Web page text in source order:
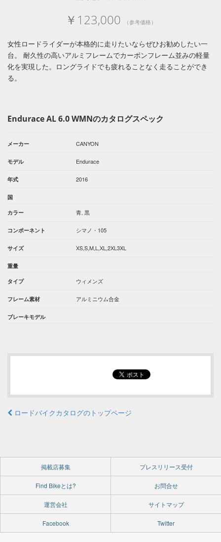
￥123,000 （参考価格）
女性ロードライダーが本格的に走りたいならぜひお勧めしたい一
台。 耐久性の高いアルミフレームでカーボンフレーム並みの軽量
化を実現した。ロングライドでも疲れることなく走ることができ
る。
Endurace AL 6.0 WMNのカタログスペック
メーカー CANYON
モデル Endurace
年式 2016
国
カラー 青, 黒
コンポーネント シマノ・105
サイズ XS,S,M,L,XL,2XL3XL
重量
タイプ ウィメンズ
フレーム素材 アルミニウム合金
ブレーキモデル
ロードバイクカタログのトップページ
掲載店募集 プレスリリース受付
Find Bikeとは? お問合せ
運営会社 サイトマップ
Facebook Twitter